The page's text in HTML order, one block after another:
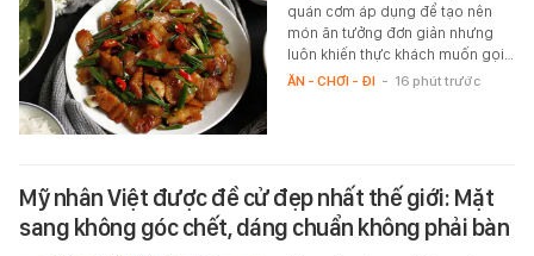
quán cơm áp dụng để tạo nên
món ăn tưởng đơn giản nhưng
luôn khiến thực khách muốn gọi…
ĂN - CHƠI - ĐI - 16 phút trước
Mỹ nhân Việt được đề cử đẹp nhất thế giới: Mặt
sang không góc chết, dáng chuẩn không phải bàn